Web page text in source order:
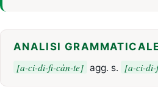
ANALISI
[a-ci-di-fi-càn-te] agg. s. [a-ci-